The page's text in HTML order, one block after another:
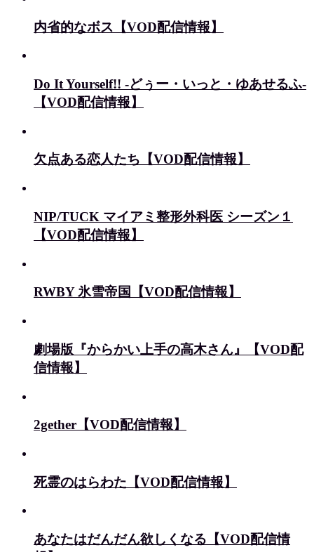
内省的なボス【VOD配信情報】
Do It Yourself!! -どぅー・いっと・ゆあせるふ-
【VOD配信情報】
欠点ある恋人たち【VOD配信情報】
NIP/TUCK マイアミ整形外科医 シーズン１
【VOD配信情報】
RWBY 氷雪帝国【VOD配信情報】
劇場版『からかい上手の高木さん』【VOD配
信情報】
2gether【VOD配信情報】
死霊のはらわた【VOD配信情報】
あなたはだんだん欲しくなる【VOD配信情